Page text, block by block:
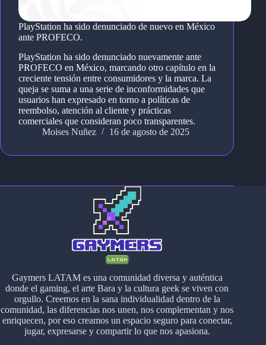
PlayStation ha sido denunciado de nuevo en México
ante PROFECO.
PlayStation ha sido denunciado nuevamente ante
PROFECO en México, marcando otro capítulo en la
creciente tensión entre consumidores y la marca. La
queja se suma a una serie de inconformidades que
usuarios han expresado en torno a políticas de
reembolso, atención al cliente y prácticas
comerciales que consideran poco transparentes.
Moises Nuñez
16 de agosto de 2025
Gaymers LATAM es una comunidad diversa y auténtica
donde el gaming, el arte Bara y la cultura geek se viven con
orgullo. Creemos en la sana individualidad dentro de la
comunidad, las diferencias nos unen, nos complementan y nos
enriquecen, por eso creamos un espacio seguro para conectar,
jugar, expresarse y compartir lo que nos apasiona.